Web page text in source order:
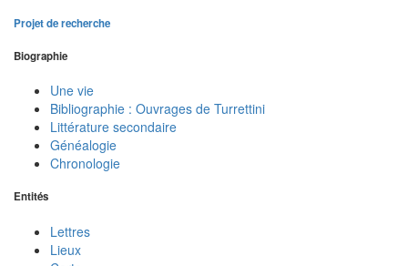
Projet de recherche
Biographie
Une vie
Bibliographie : Ouvrages de Turrettini
Littérature secondaire
Généalogie
Chronologie
Entités
Lettres
Lieux